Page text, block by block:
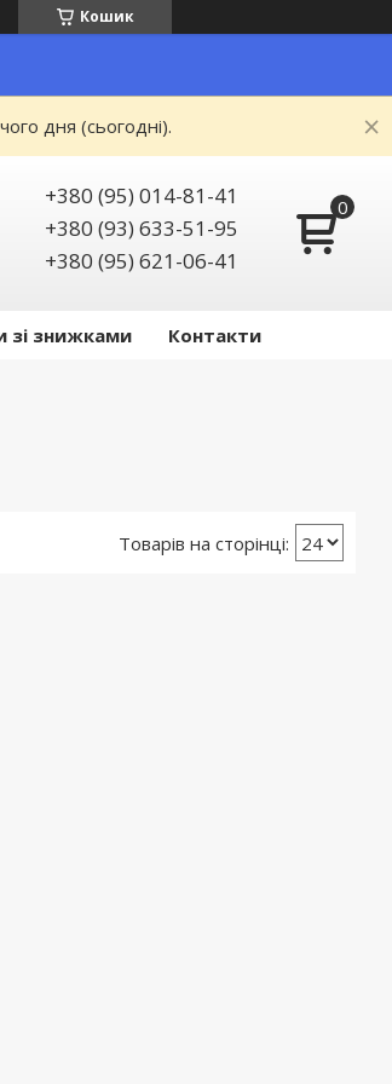
Кошик
дня (сьогодні).
+380 (95) 014-81-41
+380 (93) 633-51-95
+380 (95) 621-06-41
зі знижками Контакти